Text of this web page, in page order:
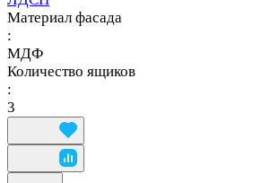
Материал фасада
:
МДФ
Количество ящиков
:
3